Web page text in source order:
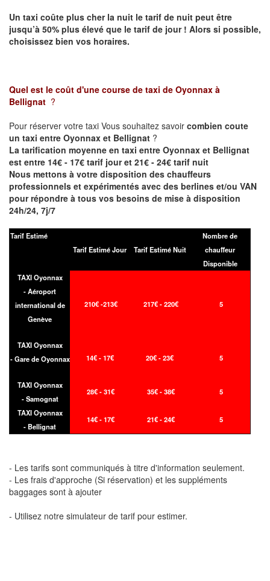
Un taxi coûte plus cher la nuit le tarif de nuit peut être
jusqu’à 50% plus élevé que le tarif de jour ! Alors si possible,
choisissez bien vos horaires.
Quel est le coût d'une course de taxi de Oyonnax à
Bellignat ?
Pour réserver votre taxi Vous souhaitez savoir combien coute
un taxi entre Oyonnax et Bellignat ?
La tarification moyenne en taxi entre Oyonnax et Bellignat
est entre 14€ - 17€ tarif jour et 21€ - 24€ tarif nuit
Nous mettons à votre disposition des chauffeurs
professionnels et expérimentés avec des berlines et/ou VAN
pour répondre à tous vos besoins de mise à disposition
24h/24, 7j/7
Tarif Estimé
Tarif Estimé Jour
Tarif Estimé Nuit
Nombre de
chauffeur
Disponible
TAXI Oyonnax
- Aéroport
international de
Genève
210€ -213€ 217€ - 220€ 5
TAXI Oyonnax
- Gare de Oyonnax
14€ - 17€ 20€ - 23€ 5
TAXI Oyonnax
- Samognat
28€ - 31€ 35€ - 38€ 5
TAXI Oyonnax
- Bellignat
14€ - 17€ 21€ - 24€ 5
- Les tarifs sont communiqués à titre d'information seulement.
- Les frais d'approche (Si réservation) et les suppléments
baggages sont à ajouter
- Utilisez notre simulateur de tarif pour estimer.